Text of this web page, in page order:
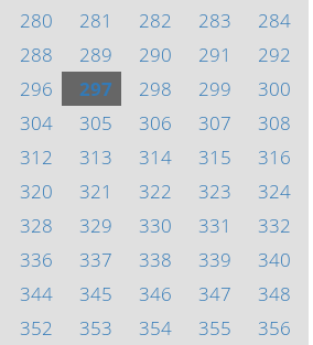
280 281 282 283
284
288 289 290 291
292
296 297 298 299
300
304 305 306 307
308
312 313 314 315
316
320 321 322 323
324
328 329 330 331
332
336 337 338 339
340
344 345 346 347
348
352 353 354 355 356